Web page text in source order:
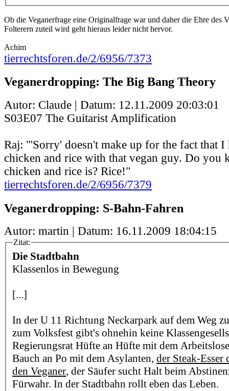
Ob die Veganerfrage eine Originalfrage war und daher die Ehre des
Folterern zuteil wird geht hieraus leider nicht hervor.
Achim
tierrechtsforen.de/2/6956/7373
Veganerdropping: The Big Bang Theory
Autor: Claude | Datum: 12.11.2009 20:03:01
S03E07 The Guitarist Amplification
Raj: "'Sorry' doesn't make up for the fact that I
chicken and rice with that vegan guy. Do you
chicken and rice is? Rice!"
tierrechtsforen.de/2/6956/7379
Veganerdropping: S-Bahn-Fahren
Autor: martin | Datum: 16.11.2009 18:04:15
Zitat:
Die Stadtbahn
Klassenlos in Bewegung
[...]
In der U 11 Richtung Neckarpark auf dem Weg
zum Volksfest gibt's ohnehin keine
Regierungsrat Hüfte an Hüfte mit dem
Bauch an Po mit dem Asylanten, der Steak-Esser
den Veganer, der Säufer sucht Halt beim
Fürwahr. In der Stadtbahn rollt eben das Leben.